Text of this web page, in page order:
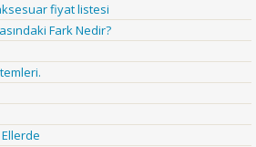
fiyat listesi
Fark Nedir?